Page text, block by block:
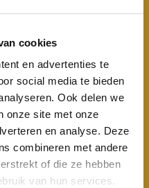
cookies
en advertenties te
social media te bieden
Ook delen we
onze site met onze
en analyse. Deze
combineren met andere
of die ze hebben
van hun services.
792 020
verzorgd wonen
Het kan in Oirschot,